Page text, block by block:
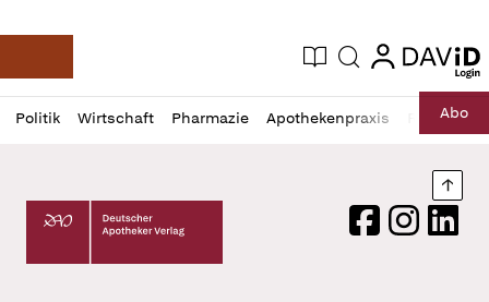
Deutsche Apotheker Zeitung
Aktuelle Ausgabe
Suche login
login
Politik Wirtschaft Pharmazie Apothekenpraxis RechtAbo
Profil
öffnen
Daz
Pur
Deutscher Apotheker Verlag Logo
FacebookInstagram